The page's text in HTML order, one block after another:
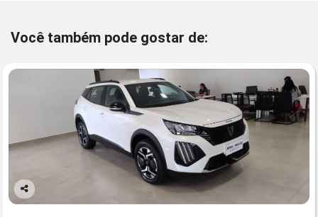
Você também pode gostar de:
Co